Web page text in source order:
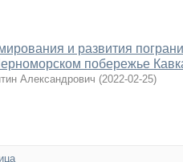
и развития
побережье
Александрович (2022-02-25)